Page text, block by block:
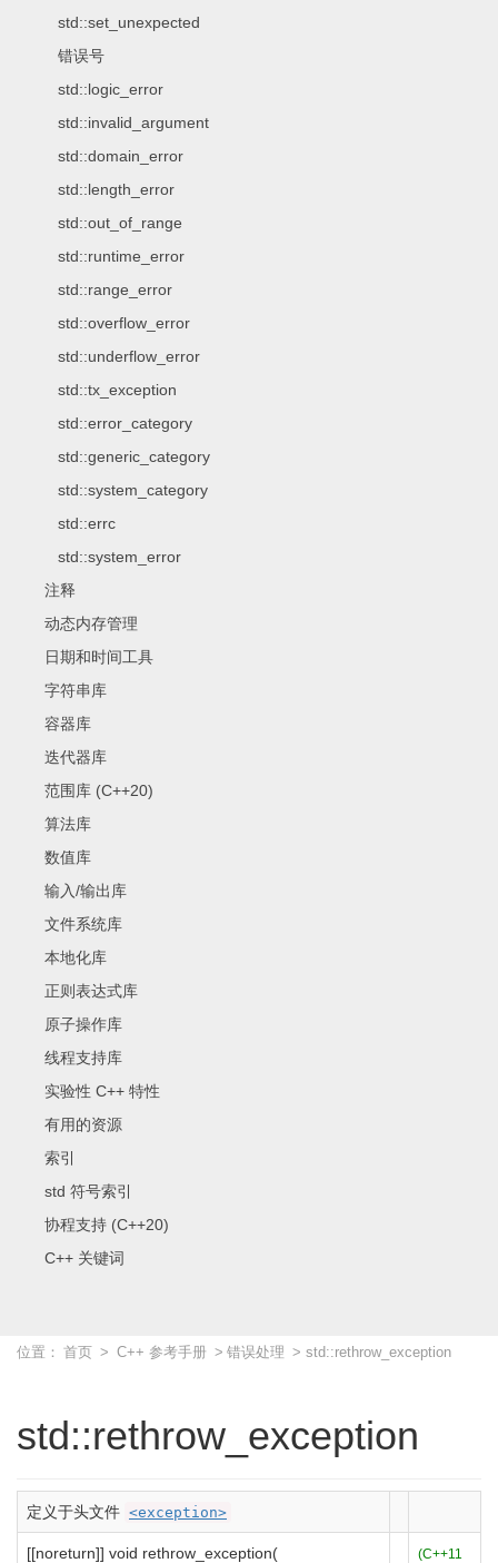
std::set_unexpected
错误号
std::logic_error
std::invalid_argument
std::domain_error
std::length_error
std::out_of_range
std::runtime_error
std::range_error
std::overflow_error
std::underflow_error
std::tx_exception
std::error_category
std::generic_category
std::system_category
std::errc
std::system_error
注释
动态内存管理
日期和时间工具
字符串库
容器库
迭代器库
范围库 (C++20)
算法库
数值库
输入/输出库
文件系统库
本地化库
正则表达式库
原子操作库
线程支持库
实验性 C++ 特性
有用的资源
索引
std 符号索引
协程支持 (C++20)
C++ 关键词
位置： 首页 > C++ 参考手册 > 错误处理 > std::rethrow_exception
std::rethrow_exception
定义于头文件 <exception>
[[noreturn]] void rethrow_exception(
(C++11